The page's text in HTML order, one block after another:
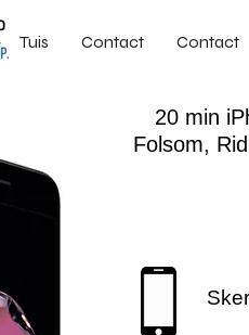
Tuis Contact Contact
20 min
Folsom,